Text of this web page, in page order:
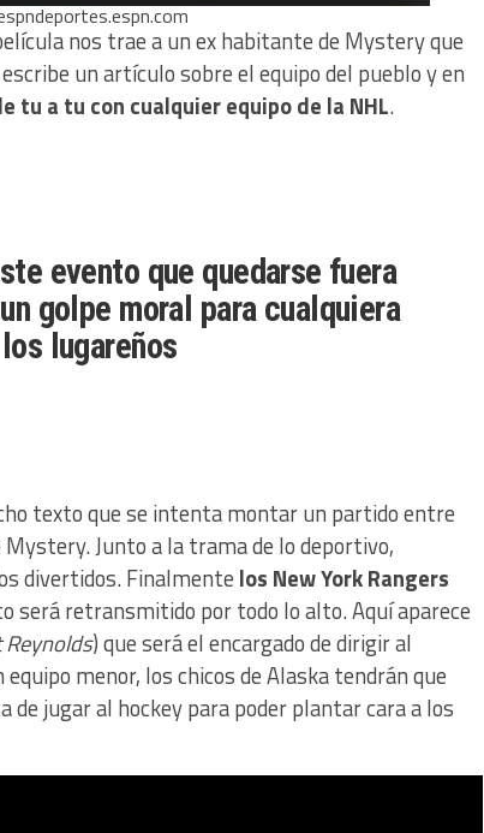
nos trae a un ex habitante de Mystery que
un artículo sobre el equipo del pueblo y en
tu a tu con cualquier equipo de la NHL.
evento que quedarse fuera
golpe moral para cualquiera
lugareños
texto que se intenta montar un partido entre
Junto a la trama de lo deportivo,
divertidos. Finalmente los New York Rangers
será retransmitido por todo lo alto. Aquí aparece
) que será el encargado de dirigir al
menor, los chicos de Alaska tendrán que
jugar al hockey para poder plantar cara a los